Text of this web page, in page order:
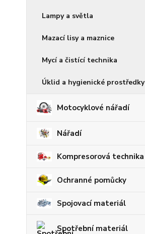
Lampy a světla
Mazací lisy a maznice
Mycí a čistící technika
Úklid a hygienické prostředky
Motocyklové nářadí
Nářadí
Kompresorová technika
Ochranné pomůcky
Spojovací materiál
Spotřební materiál